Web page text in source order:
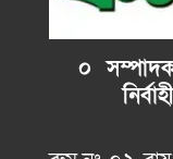
০ সম্পাদক
বার্তা ও